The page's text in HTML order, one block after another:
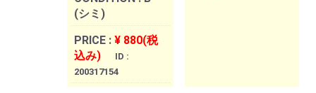
(シミ)
PRICE : ¥ 880(税
込み)
ID :
200317154